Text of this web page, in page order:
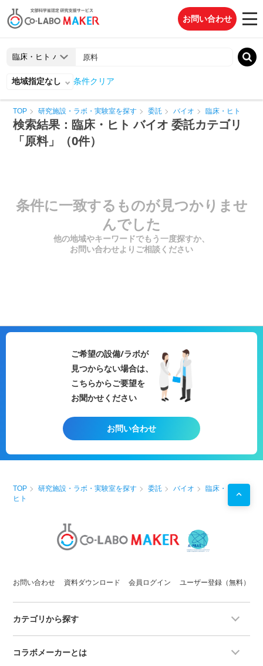
お問い合わせ
地域指定なし 条件クリア
TOP 研究施設・ラボ・実験室を探す 委託 バイオ 臨床・ヒト
検索結果：臨床・ヒト バイオ 委託カテゴリ
「原料」（0件）
条件に一致するものが見つかりませ
んでした
他の地域やキーワードでもう一度探すか、
お問い合わせよりご相談ください
ご希望の設備/ラボが
見つからない場合は、
こちらからご要望を
お聞かせください
お問い合わせ
TOP 研究施設・ラボ・実験室を探す 委託 バイオ
臨床・
ヒト
お問い合わせ 資料ダウンロード 会員ログイン ユーザー登録（無料）
カテゴリから探す
コラボメーカーとは